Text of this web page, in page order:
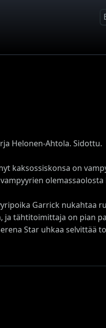
Helonen-Ahtola. Sidottu.
kaksossiskonsa on
olemassaolosta
Garrick nukahtaa
tähtitoimittaja on pian
Star uhkaa selvittää